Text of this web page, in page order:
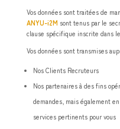
Vos données sont traitées de
ANYU-i2M sont tenus par le
clause spécifique inscrite dans
Vos données sont transmises
Nos Clients Recruteurs
Nos partenaires à des fins
demandes, mais également
services pertinents pour vous